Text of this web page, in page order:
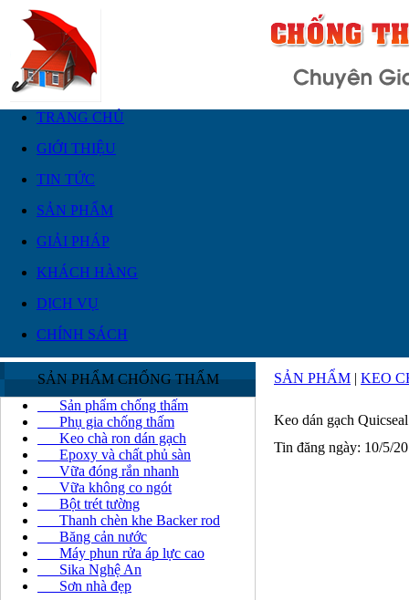
TRANG CHỦ
GIỚI THIỆU
TIN TỨC
SẢN PHẨM
GIẢI PHÁP
KHÁCH HÀNG
DỊCH VỤ
CHÍNH SÁCH
SẢN PHẨM CHỐNG THẤM
Sản phẩm chống thấm
Phụ gia chống thấm
Keo chà ron dán gạch
Epoxy và chất phủ sàn
Vữa đóng rắn nhanh
Vữa không co ngót
Bột trét tường
Thanh chèn khe Backer rod
Băng cản nước
Máy phun rửa áp lực cao
Sika Nghệ An
Sơn nhà đẹp
SẢN PHẨM | KEO
Keo dán gạch
Tin đăng ngày: 10/5/